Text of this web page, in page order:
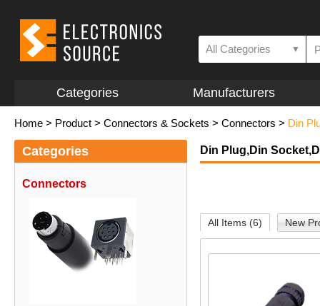
All Categories ▼
Categories Manufacturers
Home > Product > Connectors & Sockets > Connectors > Din
Categories
Connectors
Din Plug,Din
All Items (6) New